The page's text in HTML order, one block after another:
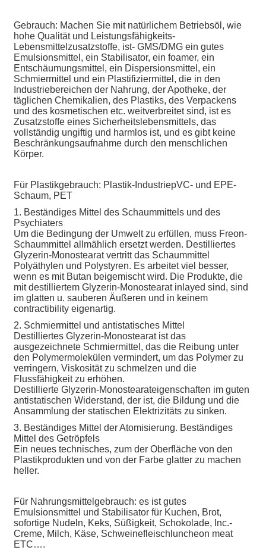
Gebrauch: Machen Sie mit natürlichem Betriebsöl, wie
hohe Qualität und Leistungsfähigkeits-
Lebensmittelzusatzstoffe, ist- GMS/DMG ein gutes
Emulsionsmittel, ein Stabilisator, ein foamer, ein
Entschäumungsmittel, ein Dispersionsmittel, ein
Schmiermittel und ein Plastifiziermittel, die in den
Industriebereichen der Nahrung, der Apotheke, der
täglichen Chemikalien, des Plastiks, des Verpackens
und des kosmetischen etc. weitverbreitet sind, ist es
Zusatzstoffe eines Sicherheitslebensmittels, das
vollständig ungiftig und harmlos ist, und es gibt keine
Beschränkungsaufnahme durch den menschlichen
Körper.
Für Plastikgebrauch: Plastik-IndustriepVC- und EPE-
Schaum, PET
1. Beständiges Mittel des Schaummittels und des
Psychiaters
Um die Bedingung der Umwelt zu erfüllen, muss Freon-
Schaummittel allmählich ersetzt werden. Destilliertes
Glyzerin-Monostearat vertritt das Schaummittel
Polyäthylen und Polystyren. Es arbeitet viel besser,
wenn es mit Butan beigemischt wird. Die Produkte, die
mit destilliertem Glyzerin-Monostearat inlayed sind, sind
im glatten u. sauberen Äußeren und in keinem
contractibility eigenartig.
2. Schmiermittel und antistatisches Mittel
Destilliertes Glyzerin-Monostearat ist das
ausgezeichnete Schmiermittel, das die Reibung unter
den Polymermolekülen vermindert, um das Polymer zu
verringern, Viskosität zu schmelzen und die
Flussfähigkeit zu erhöhen.
Destillierte Glyzerin-Monostearateigenschaften im guten
antistatischen Widerstand, der ist, die Bildung und die
Ansammlung der statischen Elektrizitäts zu sinken.
3. Beständiges Mittel der Atomisierung. Beständiges
Mittel des Getröpfels
Ein neues technisches, zum der Oberfläche von den
Plastikprodukten und von der Farbe glatter zu machen
heller.
Für Nahrungsmittelgebrauch: es ist gutes
Emulsionsmittel und Stabilisator für Kuchen, Brot,
sofortige Nudeln, Keks, Süßigkeit, Schokolade, Inc.-
Creme, Milch, Käse, Schweinefleischluncheon meat
ETC….